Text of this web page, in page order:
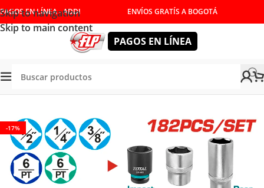
Skip to navigation
Skip to main content
PAGOS EN LÍNEA - ADDI ENVÍOS GRATÍS A BOGOTÁ
PAGOS EN LÍNEA
MANUALES/ JUEGOS DE COPAS
-17%